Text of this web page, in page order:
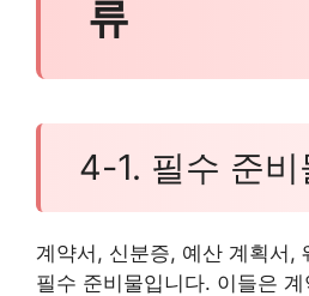
류
4-1. 필수 준비
계약서, 신분증, 예산 계획서,
필수 준비물입니다. 이들은